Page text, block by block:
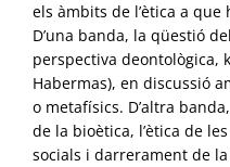
els àmbits de l’ètica a
D’una banda, la qüestió
perspectiva deontològica,
Habermas), en discussió
o metafísics. D’altra
de la bioètica, l’ètica de
socials i darrerament de